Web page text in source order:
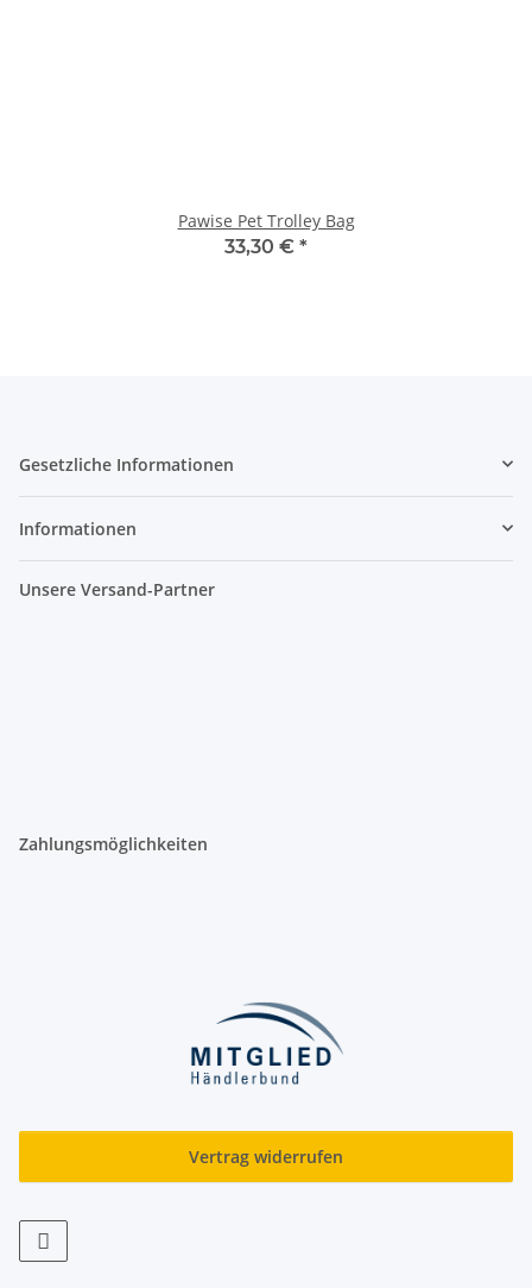
Pawise Pet Trolley Bag
33,30 € *
Gesetzliche Informationen
Informationen
Unsere Versand-Partner
Zahlungsmöglichkeiten
Vertrag widerrufen